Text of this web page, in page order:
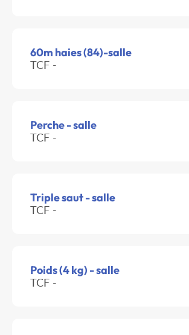
60m haies (84)-salle
TCF -
Perche - salle
TCF -
Triple saut - salle
TCF -
Poids (4 kg) - salle
TCF -